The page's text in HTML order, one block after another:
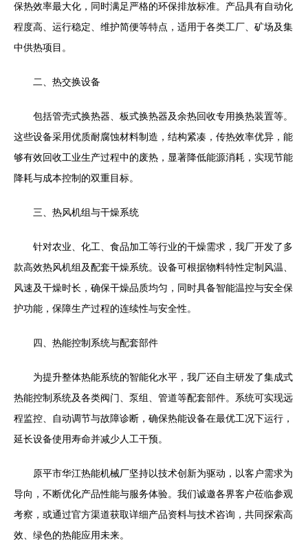
保热效率最大化，同时满足严格的环保排放标准。产品具有自动化
程度高、运行稳定、维护简便等特点，适用于各类工厂、矿场及集
中供热项目。
二、热交换设备
包括管壳式换热器、板式换热器及余热回收专用换热装置等。
这些设备采用优质耐腐蚀材料制造，结构紧凑，传热效率优异，能
够有效回收工业生产过程中的废热，显著降低能源消耗，实现节能
降耗与成本控制的双重目标。
三、热风机组与干燥系统
针对农业、化工、食品加工等行业的干燥需求，我厂开发了多
款高效热风机组及配套干燥系统。设备可根据物料特性定制风温、
风速及干燥时长，确保干燥品质均匀，同时具备智能温控与安全保
护功能，保障生产过程的连续性与安全性。
四、热能控制系统与配套部件
为提升整体热能系统的智能化水平，我厂还自主研发了集成式
热能控制系统及各类阀门、泵组、管道等配套部件。系统可实现远
程监控、自动调节与故障诊断，确保热能设备在最优工况下运行，
延长设备使用寿命并减少人工干预。
原平市华江热能机械厂坚持以技术创新为驱动，以客户需求为
导向，不断优化产品性能与服务体验。我们诚邀各界客户莅临参观
考察，或通过官方渠道获取详细产品资料与技术咨询，共同探索高
效、绿色的热能应用未来。